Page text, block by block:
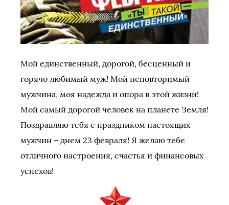
Мой единственный, дорогой, бесценный и
горячо любимый муж! Мой неповторимый
мужчина, моя надежда и опора в этой жизни!
Мой самый дорогой человек на планете Земля!
Поздравляю тебя с праздником настоящих
мужчин – днем 23 февраля! Я желаю тебе
отличного настроения, счастья и финансовых
успехов!